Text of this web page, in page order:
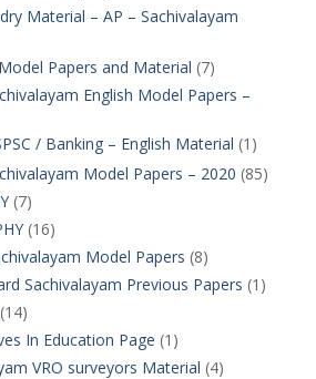
Material – AP – Sachivalayam
Papers and Material (7)
English Model Papers –
/ Banking – English Material (1)
Model Papers – 2020 (85)
(7)
(16)
Model Papers (8)
Sachivalayam Previous Papers (1)
In Education Page (1)
VRO surveyors Material (4)